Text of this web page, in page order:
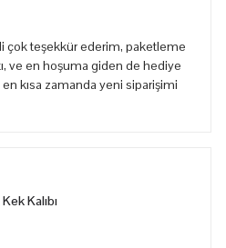
çok teşekkür ederim, paketleme
ve en hoşuma giden de hediye
en kısa zamanda yeni siparişimi
Kalıbı